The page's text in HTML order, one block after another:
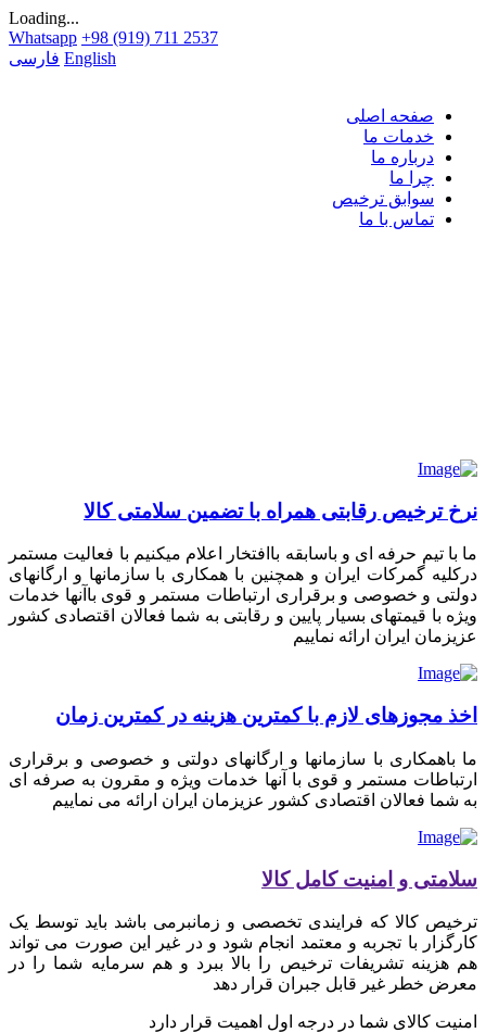
Loading...
Whatsapp +98 (919) 711 2537
فارسی English
صفحه اصلی
خدمات ما
درباره ما
چرا ما
سوابق ترخیص
تماس با ما
نرخ ترخیص رقابتی همراه با تضمین سلامتی کالا
ما با تیم حرفه ای و باسابقه باافتخار اعلام میکنیم با فعالیت مستمر
درکلیه گمرکات ایران و همچنین با همکاری با سازمانها و ارگانهای
دولتی و خصوصی و برقراری ارتباطات مستمر و قوی باآنها خدمات
ویژه با قیمتهای بسیار پایین و رقابتی به شما فعالان اقتصادی کشور
عزیزمان ایران ارائه نماییم
اخذ مجوزهای لازم با کمترین هزینه در کمترین زمان
ما باهمکاری با سازمانها و ارگانهای دولتی و خصوصی و برقراری
ارتباطات مستمر و قوی با آنها خدمات ویژه و مقرون به صرفه ای
به شما فعالان اقتصادی کشور عزیزمان ایران ارائه می نماییم
سلامتی و امنیت کامل کالا
ترخیص کالا که فرایندی تخصصی و زمانبرمی باشد باید توسط یک
کارگزار با تجربه و معتمد انجام شود و در غیر این صورت می تواند
هم هزینه تشریفات ترخیص را بالا ببرد و هم سرمایه شما را در
معرض خطر غیر قابل جبران قرار دهد
امنیت کالای شما در درجه اول اهمیت قرار دارد